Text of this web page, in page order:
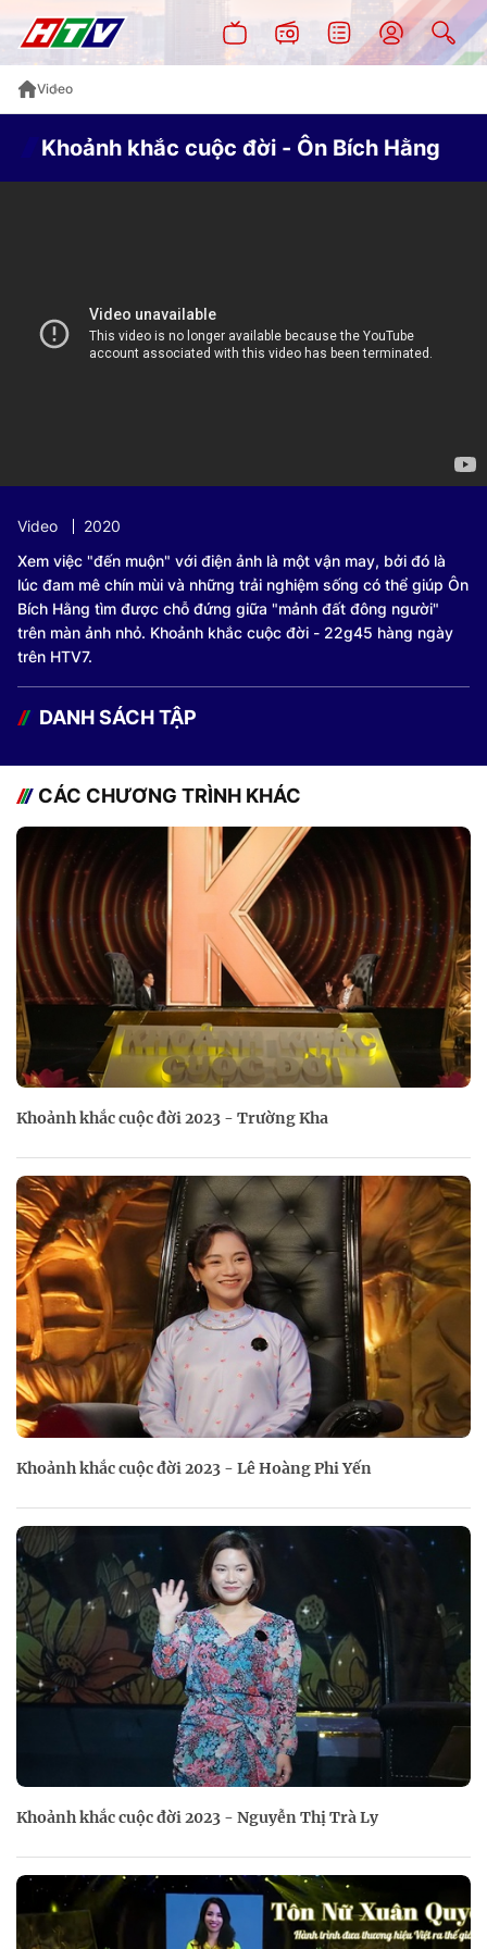
Video
Khoảnh khắc cuộc đời - Ôn Bích Hằng
Video
2020
Xem việc "đến muộn" với điện ảnh là một vận may, bởi đó là
lúc đam mê chín mùi và những trải nghiệm sống có thể giúp Ôn
Bích Hằng tìm được chỗ đứng giữa "mảnh đất đông người"
trên màn ảnh nhỏ. Khoảnh khắc cuộc đời - 22g45 hàng ngày
trên HTV7.
DANH SÁCH TẬP
CÁC CHƯƠNG TRÌNH KHÁC
Khoảnh khắc cuộc đời 2023 - Trường Kha
Khoảnh khắc cuộc đời 2023 - Lê Hoàng Phi Yến
Khoảnh khắc cuộc đời 2023 - Nguyễn Thị Trà Ly